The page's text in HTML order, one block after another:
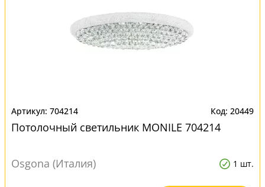
704214 20449
Потолочный светильник MONILE 704214
Osgona (Италия) 1 шт.